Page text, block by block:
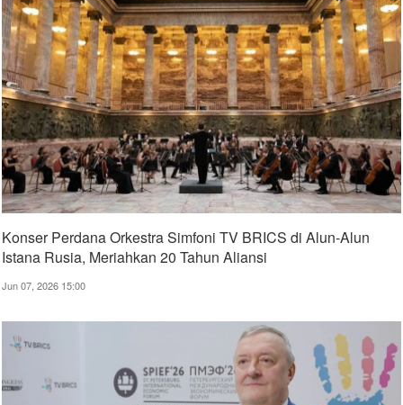
Konser Perdana Orkestra Simfoni TV BRICS di Alun-Alun
Istana Rusia, Meriahkan 20 Tahun Aliansi
Jun 07, 2026 15:00